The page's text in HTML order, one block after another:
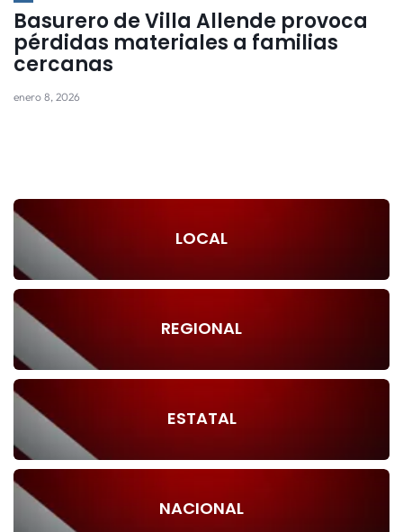
Basurero de Villa Allende provoca
pérdidas materiales a familias
cercanas
enero 8, 2026
LOCAL
REGIONAL
ESTATAL
NACIONAL